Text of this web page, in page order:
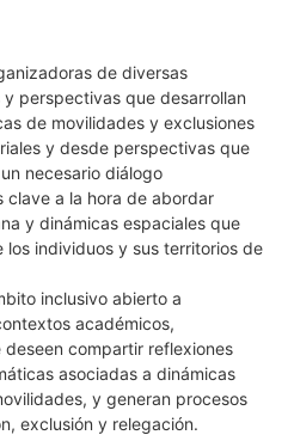
de diversas
perspectivas que desarrollan
de movilidades y exclusiones
y desde perspectivas que
necesario diálogo
clave a la hora de abordar
y dinámicas espaciales que
individuos y sus territorios de
inclusivo abierto a
académicos,
compartir reflexiones
asociadas a dinámicas
y generan procesos
exclusión y relegación.